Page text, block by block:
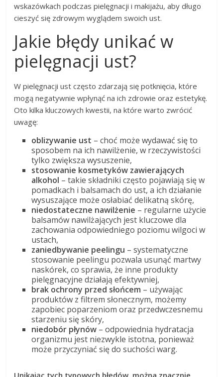
wskazówkach podczas pielęgnacji i makijażu, aby długo
cieszyć się zdrowym wyglądem swoich ust.
Jakie błędy unikać w
pielęgnacji ust?
W pielęgnacji ust często zdarzają się potknięcia, które
mogą negatywnie wpłynąć na ich zdrowie oraz estetykę.
Oto kilka kluczowych kwestii, na które warto zwrócić
uwagę:
oblizywanie ust – choć może wydawać się to
sposobem na ich nawilżenie, w rzeczywistości
tylko zwiększa wysuszenie,
stosowanie kosmetyków zawierających
alkohol – takie składniki często pojawiają się w
pomadkach i balsamach do ust, a ich działanie
wysuszające może osłabiać delikatną skórę,
niedostateczne nawilżenie – regularne użycie
balsamów nawilżających jest kluczowe dla
zachowania odpowiedniego poziomu wilgoci w
ustach,
zaniedbywanie peelingu – systematyczne
stosowanie peelingu pozwala usunąć martwy
naskórek, co sprawia, że inne produkty
pielęgnacyjne działają efektywniej,
brak ochrony przed słońcem – używając
produktów z filtrem słonecznym, możemy
zapobiec poparzeniom oraz przedwczesnemu
starzeniu się skóry,
niedobór płynów – odpowiednia hydratacja
organizmu jest niezwykle istotna, ponieważ
może przyczyniać się do suchości warg.
Unikając tych typowych błędów, można znacznie